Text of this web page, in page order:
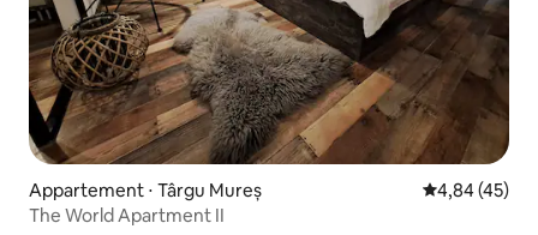
Appartement ⋅ Târgu Mureș Évaluation
4,84 (45)
The World Apartment II